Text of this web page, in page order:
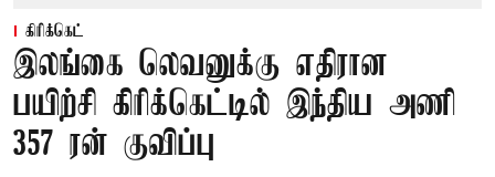
கிரிக்கெட்
இலங்கை லெவனுக்கு எதிரான
பயிற்சி கிரிக்கெட்டில் இந்திய அணி
357 ரன் குவிப்பு